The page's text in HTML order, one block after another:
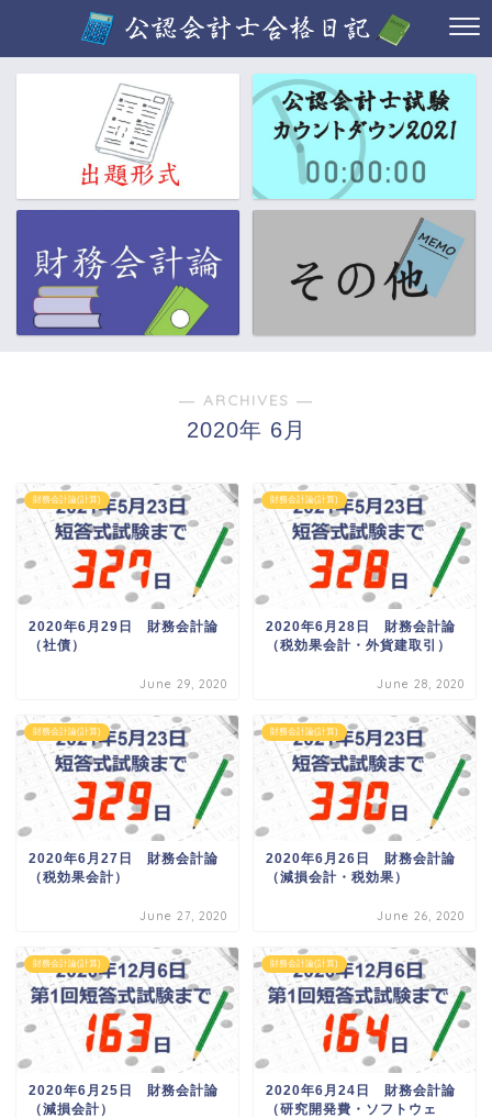
― ARCHIVES ―
2020年 6月
財務会計論(計算)
2020年6月29日 財務会計論
（社債）
June 29, 2020
財務会計論(計算)
2020年6月28日 財務会計論
（税効果会計・外貨建取引）
June 28, 2020
財務会計論(計算)
2020年6月27日 財務会計論
（税効果会計）
June 27, 2020
財務会計論(計算)
2020年6月26日 財務会計論
（減損会計・税効果）
June 26, 2020
財務会計論(計算)
2020年6月25日 財務会計論
（減損会計）
財務会計論(計算)
2020年6月24日 財務会計論
（研究開発費・ソフトウェ